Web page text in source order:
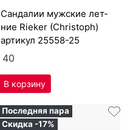
сан­да­лии мужс­кие лет­
ние Ri­eker (Chris­toph)
артикул 25558-25
40
Последняя пара
Скидка -17%